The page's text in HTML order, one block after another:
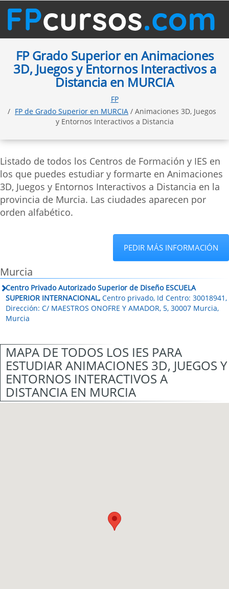
FP Grado Superior en Animaciones
3D, Juegos y Entornos Interactivos a
Distancia en MURCIA
FP
FP de Grado Superior en MURCIA / Animaciones 3D, Juegos
y Entornos Interactivos a Distancia
Listado de todos los Centros de Formación y IES en
los que puedes estudiar y formarte en Animaciones
3D, Juegos y Entornos Interactivos a Distancia en la
provincia de Murcia. Las ciudades aparecen por
orden alfabético.
PEDIR MÁS INFORMACIÓN
Murcia
Centro Privado Autorizado Superior de Diseño ESCUELA
SUPERIOR INTERNACIONAL, Centro privado, Id Centro: 30018941,
Dirección: C/ MAESTROS ONOFRE Y AMADOR, 5, 30007 Murcia,
Murcia
MAPA DE TODOS LOS IES PARA
ESTUDIAR ANIMACIONES 3D, JUEGOS Y
ENTORNOS INTERACTIVOS A
DISTANCIA EN MURCIA